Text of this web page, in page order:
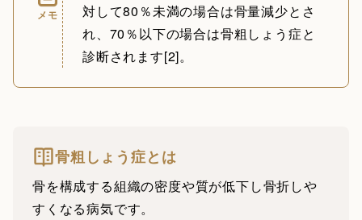
メモ
対して80％未満の場合は骨量減少とさ
れ、70％以下の場合は骨粗しょう症と
診断されます[2]。
骨粗しょう症とは
骨を構成する組織の密度や質が低下し骨折しや
すくなる病気です。